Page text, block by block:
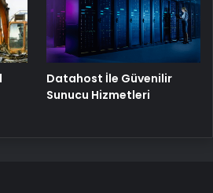
Datahost İle Güvenilir
Sunucu Hizmetleri